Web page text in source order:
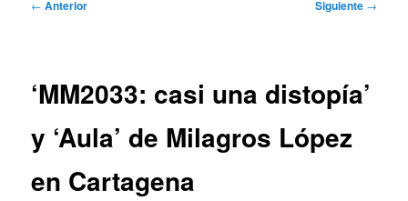
← Anterior Siguiente →
‘MM2033: casi una distopía’
y ‘Aula’ de Milagros López
en Cartagena